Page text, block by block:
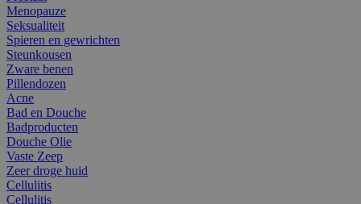
Menopauze
Seksualiteit
Spieren en gewrichten
Steunkousen
Zware benen
Pillendozen
Acne
Bad en Douche
Badproducten
Douche Olie
Vaste Zeep
Zeer droge huid
Cellulitis
Cellulitis